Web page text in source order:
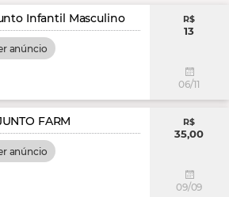
Infantil Masculino
anúncio
R$
13
06/11
FARM
anúncio
R$
35,00
09/09